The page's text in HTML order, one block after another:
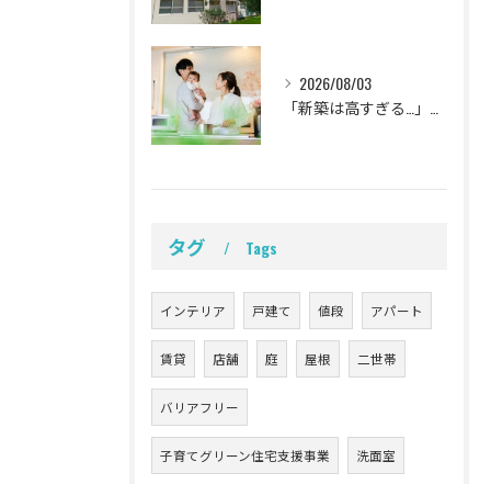
2026/08/03
「新築は高すぎる…」と悩む子育て世代へ！福岡県古賀市で賢く叶える理想のリノベーション完全計画
タグ Tags
インテリア 戸建て 値段 アパート
賃貸 店舗 庭 屋根 二世帯
バリアフリー
子育てグリーン住宅支援事業 洗面室